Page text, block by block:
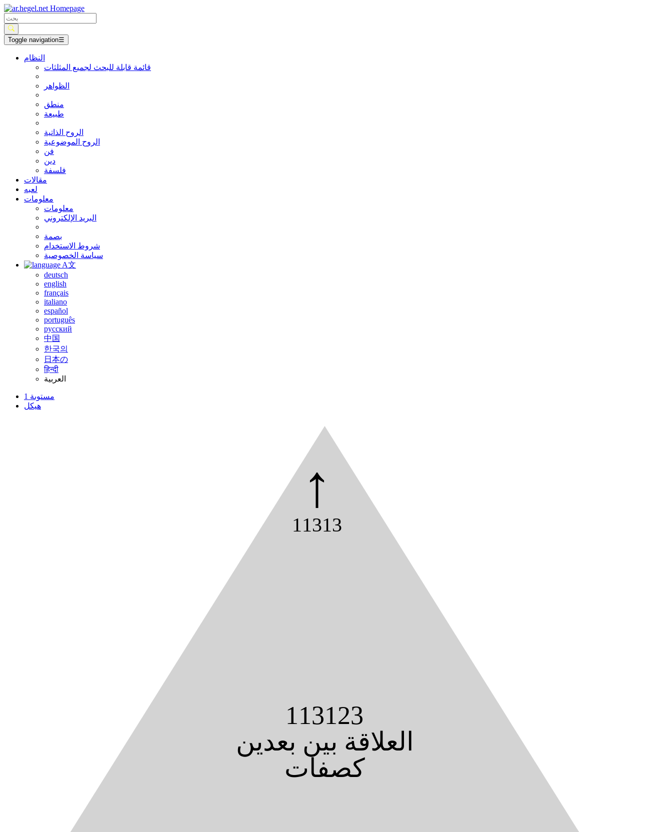
Toggle navigation☰
النظام
قائمة قابلة للبحث لجميع المثلثات
الظواهر
منطق
طبيعة
الروح الذاتية
الروح الموضوعية
فن
دين
فلسفة
مقالات
لعبه
معلومات
معلومات
البريد الإلكتروني
بصمة
شروط الاستخدام
سياسة الخصوصية
A文
deutsch
english
français
italiano
español
português
русский
中国
한국의
日本の
हिन्दी
العربية
مستوىة 1
هيكل
113123
العلاقة بين بعدين
كصفات
↑
11313